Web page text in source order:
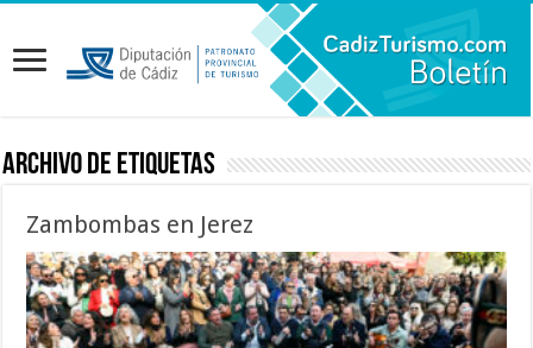
Archivo de etiquetas
Zambombas en Jerez